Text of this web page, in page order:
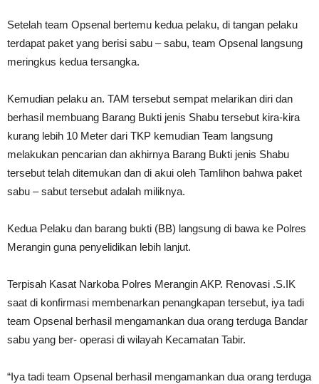
Setelah team Opsenal bertemu kedua pelaku, di tangan pelaku
terdapat paket yang berisi sabu – sabu, team Opsenal langsung
meringkus kedua tersangka.
Kemudian pelaku an. TAM tersebut sempat melarikan diri dan
berhasil membuang Barang Bukti jenis Shabu tersebut kira-kira
kurang lebih 10 Meter dari TKP kemudian Team langsung
melakukan pencarian dan akhirnya Barang Bukti jenis Shabu
tersebut telah ditemukan dan di akui oleh Tamlihon bahwa paket
sabu – sabut tersebut adalah miliknya.
Kedua Pelaku dan barang bukti (BB) langsung di bawa ke Polres
Merangin guna penyelidikan lebih lanjut.
Terpisah Kasat Narkoba Polres Merangin AKP. Renovasi .S.IK
saat di konfirmasi membenarkan penangkapan tersebut, iya tadi
team Opsenal berhasil mengamankan dua orang terduga Bandar
sabu yang ber- operasi di wilayah Kecamatan Tabir.
“Iya tadi team Opsenal berhasil mengamankan dua orang terduga